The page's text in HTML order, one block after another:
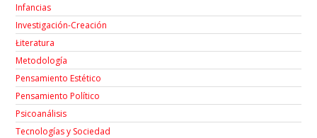
Infancias
Investigación-Creación
Łiteratura
Metodología
Pensamiento Estético
Pensamiento Político
Psicoanálisis
Tecnologías y Sociedad